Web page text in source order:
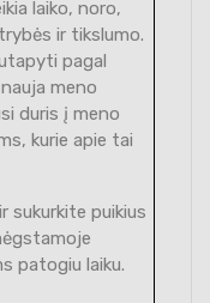
laiko, noro,
ir tikslumo.
pagal
meno
duris į meno
kurie apie tai
sukurkite puikius
patogiu laiku.